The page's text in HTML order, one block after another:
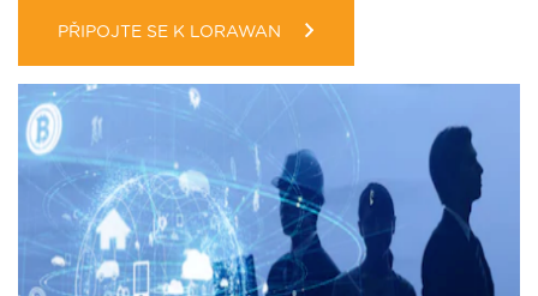
PŘIPOJTE SE K LORAWAN